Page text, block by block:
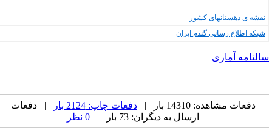
نقشه ی دهستانهای کشور
شبکه اطلاع رسانی گندم ایران
آماری
دفعات مشاهده: 14310 بار | دفعات چاپ: 2124 بار
| دفعات
ارسال به دیگران: 73 بار |